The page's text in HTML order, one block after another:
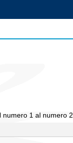
numero 1 al numero